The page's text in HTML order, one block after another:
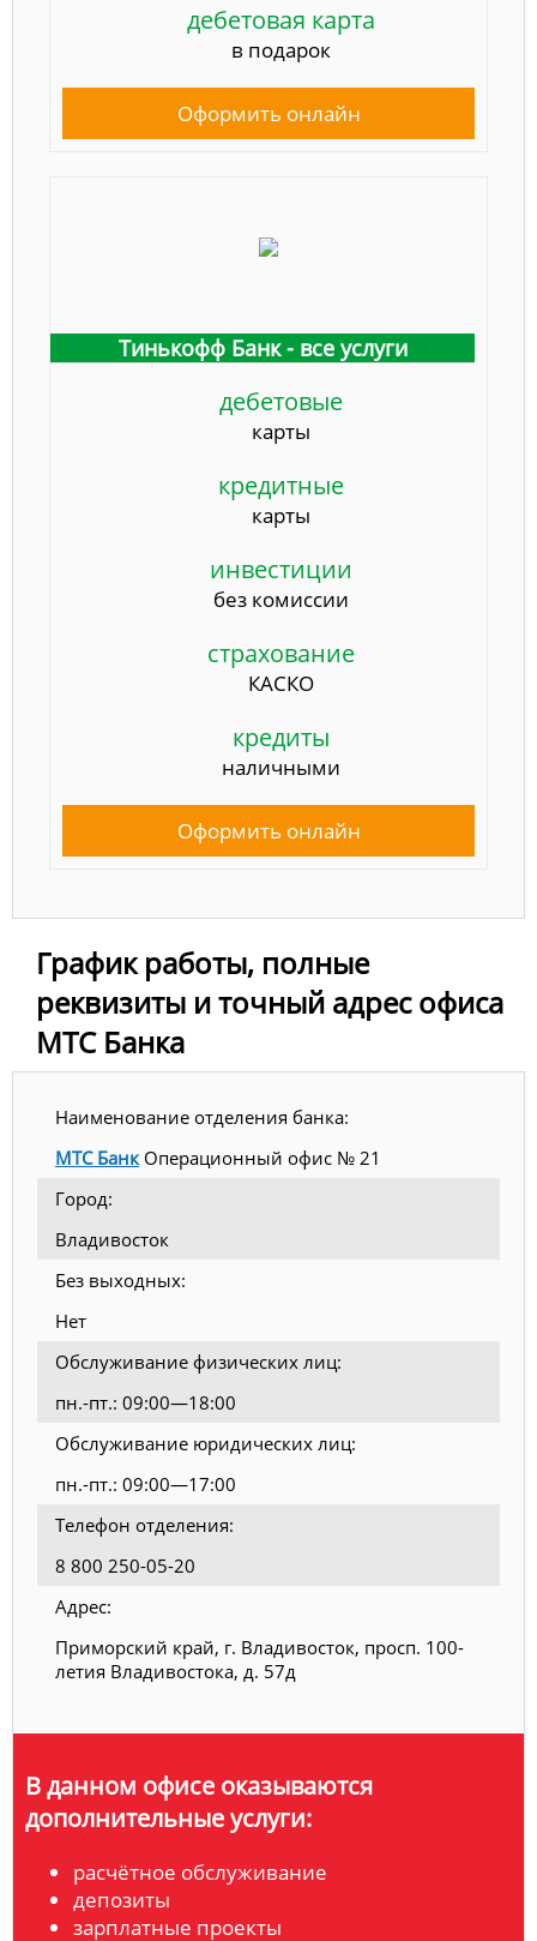
дебетовая карта
в подарок
Оформить онлайн
Тинькофф Банк - все услуги
дебетовые
карты
кредитные
карты
инвестиции
без комиссии
страхование
КАСКО
кредиты
наличными
Оформить онлайн
График работы, полные
реквизиты и точный адрес офиса
МТС Банка
Наименование отделения банка:
МТС Банк Операционный офис № 21
Город:
Владивосток
Без выходных:
Нет
Обслуживание физических лиц:
пн.-пт.: 09:00—18:00
Обслуживание юридических лиц:
пн.-пт.: 09:00—17:00
Телефон отделения:
8 800 250-05-20
Адрес:
Приморский край, г. Владивосток, просп. 100-
летия Владивостока, д. 57д
В данном офисе оказываются
дополнительные услуги:
расчётное обслуживание
депозиты
зарплатные проекты